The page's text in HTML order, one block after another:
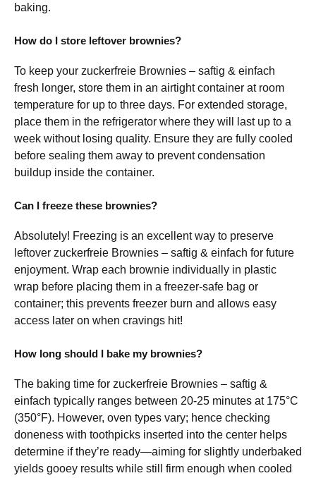
baking.
How do I store leftover brownies?
To keep your zuckerfreie Brownies – saftig & einfach
fresh longer, store them in an airtight container at room
temperature for up to three days. For extended storage,
place them in the refrigerator where they will last up to a
week without losing quality. Ensure they are fully cooled
before sealing them away to prevent condensation
buildup inside the container.
Can I freeze these brownies?
Absolutely! Freezing is an excellent way to preserve
leftover zuckerfreie Brownies – saftig & einfach for future
enjoyment. Wrap each brownie individually in plastic
wrap before placing them in a freezer-safe bag or
container; this prevents freezer burn and allows easy
access later on when cravings hit!
How long should I bake my brownies?
The baking time for zuckerfreie Brownies – saftig &
einfach typically ranges between 20-25 minutes at 175°C
(350°F). However, oven types vary; hence checking
doneness with toothpicks inserted into the center helps
determine if they’re ready—aiming for slightly underbaked
yields gooey results while still firm enough when cooled